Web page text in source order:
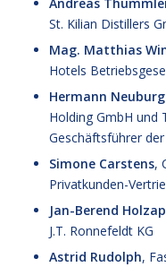
St. Kilian Distillers
Mag. Matthias
Hotels
Hermann
Holding GmbH und
Geschäftsführer
Simone Carstens,
Privatkunden-
Jan-Berend
J.T. Ronnefeldt KG
Astrid Rudolph,